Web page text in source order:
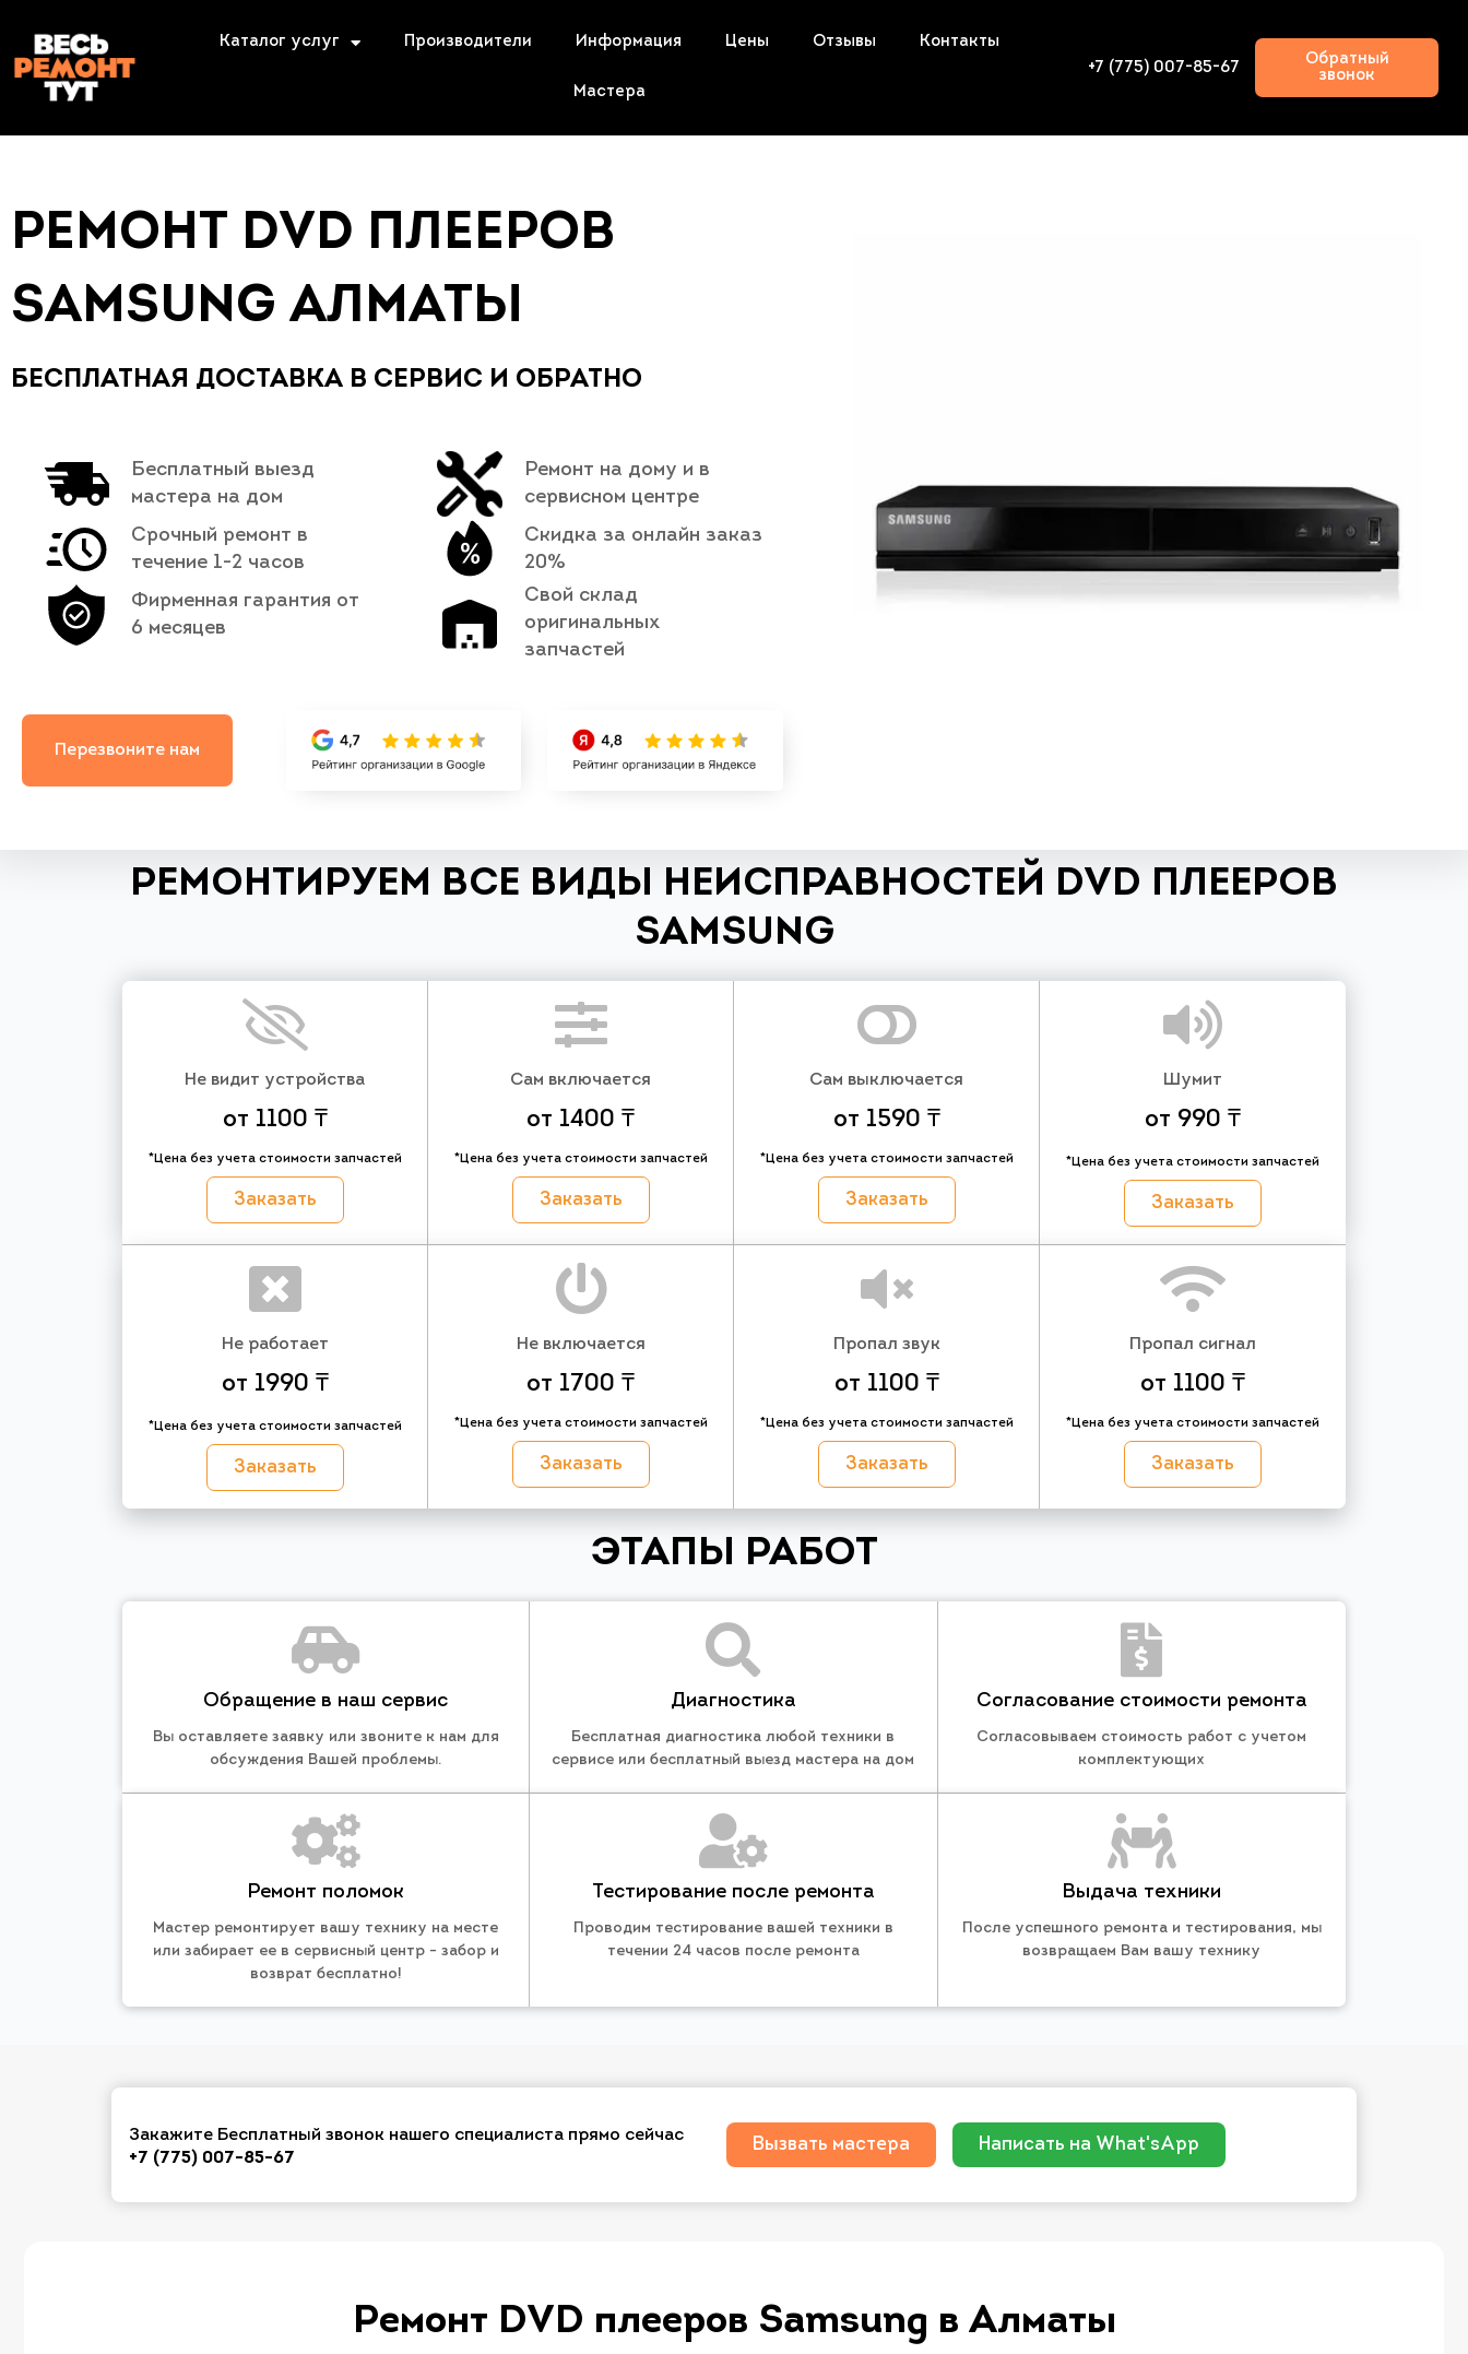
Каталог услуг Производители Информация Цены Отзывы Контакты
Мастера
+7 (775) 007-85-67
Обратный
звонок
РЕМОНТ DVD ПЛЕЕРОВ
SAMSUNG АЛМАТЫ
БЕСПЛАТНАЯ ДОСТАВКА В СЕРВИС И ОБРАТНО
Бесплатный выезд
мастера на дом
Срочный ремонт в
течение 1-2 часов
Фирменная гарантия от
6 месяцев
Ремонт на дому и в
сервисном центре
Скидка за онлайн заказ
20%
Свой склад
оригинальных
запчастей
Перезвоните нам
РЕМОНТИРУЕМ ВСЕ ВИДЫ НЕИСПРАВНОСТЕЙ DVD ПЛЕЕРОВ
SAMSUNG
Не видит устройства
от 1100 ₸
*Цена без учета стоимости запчастей
Заказать
Сам включается
от 1400 ₸
*Цена без учета стоимости запчастей
Заказать
Сам выключается
от 1590 ₸
*Цена без учета стоимости запчастей
Заказать
Шумит
от 990 ₸
*Цена без учета стоимости запчастей
Заказать
Не работает
от 1990 ₸
*Цена без учета стоимости запчастей
Заказать
Не включается
от 1700 ₸
*Цена без учета стоимости запчастей
Заказать
Пропал звук
от 1100 ₸
*Цена без учета стоимости запчастей
Заказать
Пропал сигнал
от 1100 ₸
*Цена без учета стоимости запчастей
Заказать
ЭТАПЫ РАБОТ
Обращение в наш сервис
Вы оставляете заявку или звоните к нам для
обсуждения Вашей проблемы.
Диагностика
Бесплатная диагностика любой техники в
сервисе или бесплатный выезд мастера на дом
Согласование стоимости ремонта
Согласовываем стоимость работ с учетом
комплектующих
Ремонт поломок
Мастер ремонтирует вашу технику на месте
или забирает ее в сервисный центр - забор и
возврат бесплатно!
Тестирование после ремонта
Проводим тестирование вашей техники в
течении 24 часов после ремонта
Выдача техники
После успешного ремонта и тестирования, мы
возвращаем Вам вашу технику
Закажите Бесплатный звонок нашего специалиста прямо сейчас
+7 (775) 007-85-67
Вызвать мастера Написать на What'sApp
Ремонт DVD плееров Samsung в Алматы